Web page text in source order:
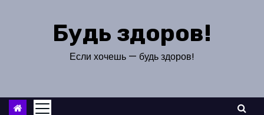
Будь здоров!
Если хочешь — будь здоров!